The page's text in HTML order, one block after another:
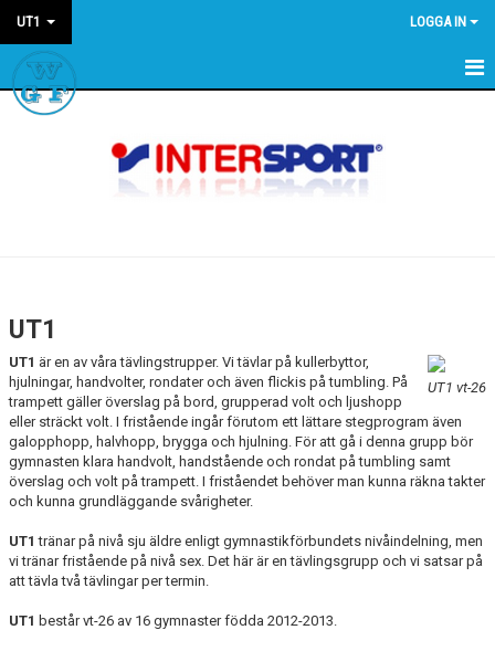
UT1 LOGGA IN
HEM
UT1
UT1 vt-26
UT1 är en av våra tävlingstrupper. Vi tävlar på kullerbyttor,
hjulningar, handvolter, rondater och även flickis på tumbling. På
trampett gäller överslag på bord, grupperad volt och ljushopp
eller sträckt volt. I fristående ingår förutom ett lättare stegprogram även
galopphopp, halvhopp, brygga och hjulning. För att gå i denna grupp bör
gymnasten klara handvolt, handstående och rondat på tumbling samt
överslag och volt på trampett. I friståendet behöver man kunna räkna takter
och kunna grundläggande svårigheter.
UT1 tränar på nivå sju äldre enligt gymnastikförbundets nivåindelning, men
vi tränar fristående på nivå sex. Det här är en tävlingsgrupp och vi satsar på
att tävla två tävlingar per termin.
UT1 består vt-26 av 16 gymnaster födda 2012-2013.